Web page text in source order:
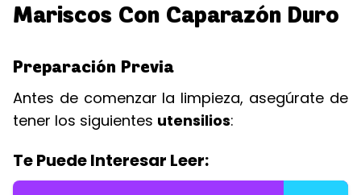
Mariscos Con Caparazón Duro
Preparación Previa
Antes de comenzar la limpieza, asegúrate de
tener los siguientes utensilios:
Te Puede Interesar Leer: